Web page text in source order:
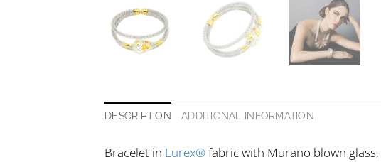
DESCRIPTION ADDITIONAL INFORMATION
Bracelet in Lurex®fabric with Murano blown